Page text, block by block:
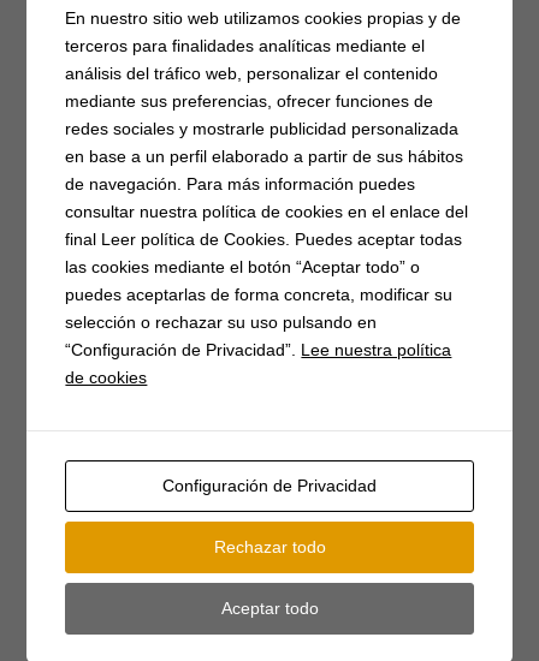
4G Actividades (18) (2)
Asoc. Músico-cultural(7) Atención al publico(2)
Autocaravanas(1) Barbacoas(2)
Campaña matanzas(3) Casa del Parque (3) Catastro(2)
Caza(7) Concentración(3) concierto(1) Conciliar(9)
(17) día de la mujer
emprendimiento(5) Empresarios(3) EPIs(3)
Festival del piorno(8) Fibra óptica(2) Fiestas(17)
Formación Herradero(3)
Homenaje(3) ludoteca(4) media maratón(3)
monumento(2)
Músicos en la Naturaleza(15) Navidad(4)
Oficina Turismo(2) Piscinas(2) premios(2)
Restricciones agua(15) Riesgo incendio(15) Setas(2)
Subvenciones(40)
En nuestro sitio web utilizamos cookies propias y de
terceros para finalidades analíticas mediante el
análisis del tráfico web, personalizar el contenido
mediante sus preferencias, ofrecer funciones de
redes sociales y mostrarle publicidad personalizada
en base a un perfil elaborado a partir de sus hábitos
de navegación. Para más información puedes
consultar nuestra política de cookies en el enlace del
final Leer política de Cookies. Puedes aceptar todas
las cookies mediante el botón “Aceptar todo” o
puedes aceptarlas de forma concreta, modificar su
selección o rechazar su uso pulsando en
“Configuración de Privacidad”. Lee nuestra política
de cookies
Configuración de Privacidad
Rechazar todo
Aceptar todo